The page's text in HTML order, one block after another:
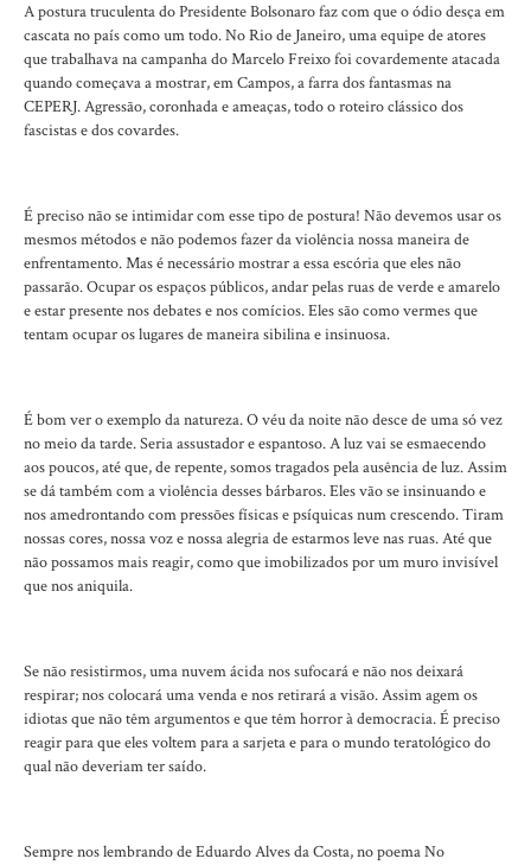
A postura truculenta do Presidente Bolsonaro faz com que o ódio desça em
cascata no país como um todo. No Rio de Janeiro, uma equipe de atores
que trabalhava na campanha do Marcelo Freixo foi covardemente atacada
quando começava a mostrar, em Campos, a farra dos fantasmas na
CEPERJ. Agressão, coronhada e ameaças, todo o roteiro clássico dos
fascistas e dos covardes.
É preciso não se intimidar com esse tipo de postura! Não devemos usar os
mesmos métodos e não podemos fazer da violência nossa maneira de
enfrentamento. Mas é necessário mostrar a essa escória que eles não
passarão. Ocupar os espaços públicos, andar pelas ruas de verde e amarelo
e estar presente nos debates e nos comícios. Eles são como vermes que
tentam ocupar os lugares de maneira sibilina e insinuosa.
É bom ver o exemplo da natureza. O véu da noite não desce de uma só vez
no meio da tarde. Seria assustador e espantoso. A luz vai se esmaecendo
aos poucos, até que, de repente, somos tragados pela ausência de luz. Assim
se dá também com a violência desses bárbaros. Eles vão se insinuando e
nos amedrontando com pressões físicas e psíquicas num crescendo. Tiram
nossas cores, nossa voz e nossa alegria de estarmos leve nas ruas. Até que
não possamos mais reagir, como que imobilizados por um muro invisível
que nos aniquila.
Se não resistirmos, uma nuvem ácida nos sufocará e não nos deixará
respirar; nos colocará uma venda e nos retirará a visão. Assim agem os
idiotas que não têm argumentos e que têm horror à democracia. É preciso
reagir para que eles voltem para a sarjeta e para o mundo teratológico do
qual não deveriam ter saído.
Sempre nos lembrando de Eduardo Alves da Costa, no poema No